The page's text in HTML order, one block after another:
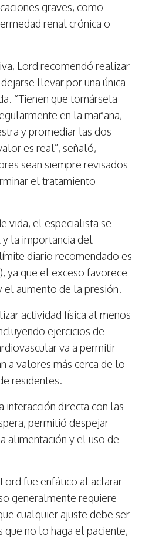
graves, como
renal crónica o
Lord recomendó realizar
llevar por una única
“Tienen que tomársela
en la mañana,
y promediar las dos
es real”, señaló,
sean siempre revisados
el tratamiento
vida, el especialista se
la importancia del
diario recomendado es
ya que el exceso favorece
el aumento de la presión.
actividad física al menos
ejercicios de
va a permitir
a valores más cerca de lo
residentes.
interacción directa con las
permitió despejar
alimentación y el uso de
fue enfático al aclarar
generalmente requiere
cualquier ajuste debe ser
que no lo haga el paciente,